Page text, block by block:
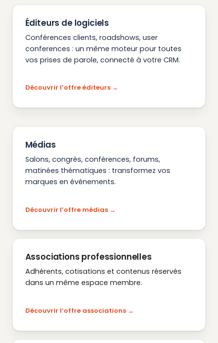
Éditeurs de logiciels
Conférences clients, roadshows, user
conferences : un même moteur pour toutes
vos prises de parole, connecté à votre CRM.
Découvrir l’offre éditeurs
Médias
Salons, congrès, conférences, forums,
matinées thématiques : transformez vos
marques en événements.
Découvrir l’offre médias
Associations professionnelles
Adhérents, cotisations et contenus réservés
dans un même espace membre.
Découvrir l’offre associations